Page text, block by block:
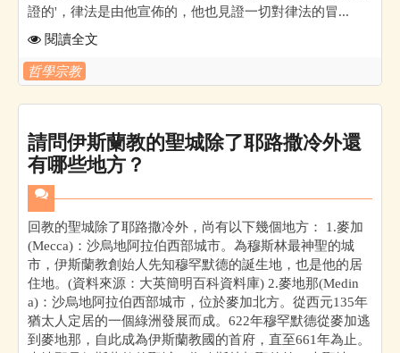
證的'，律法是由他宣佈的，他也見證一切對律法的冒...
閱讀全文
哲學宗教
請問伊斯蘭教的聖城除了耶路撒冷外還
有哪些地方？
回教的聖城除了耶路撒冷外，尚有以下幾個地方： 1.麥加
(Mecca)：沙烏地阿拉伯西部城市。為穆斯林最神聖的城
市，伊斯蘭教創始人先知穆罕默德的誕生地，也是他的居
住地。(資料來源：大英簡明百科資料庫) 2.麥地那(Medin
a)：沙烏地阿拉伯西部城市，位於麥加北方。從西元135年
猶太人定居的一個綠洲發展而成。622年穆罕默德從麥加逃
到麥地那，自此成為伊斯蘭教國的首府，直至661年為止。